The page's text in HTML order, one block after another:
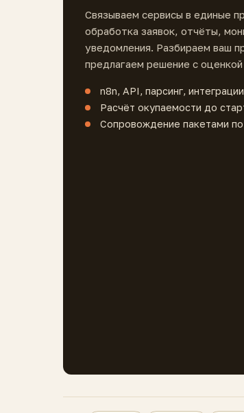
Связываем сервисы в единые
обработка заявок, отчёты,
уведомления. Разбираем ваш
предлагаем решение с оценкой
n8n, API, парсинг, интеграции
Расчёт окупаемости до
Сопровождение пакетами